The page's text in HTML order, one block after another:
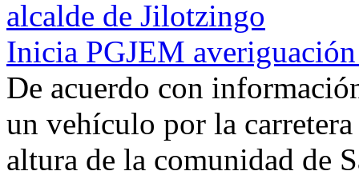
Inicia PGJEM
De acuerdo con
un vehículo por la
altura de la comunidad de